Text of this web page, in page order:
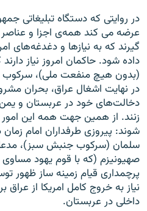
در روايتی که دستگاه تبليغاتی
عرضه می کند همه‌ی اجزا و عناصر
گيرند که به نيازها و دغدغه‌های
داده شود. حاکمان امروز نياز
(بدون هيچ منفعت ملی)،
در نهايت اشغال عراق، بحران
دخالت‌های خود در عربستان و يمن
زنند. از همين جهت همه‌ اين
شوند: پيروزی طرفداران امام
سلمان (سرکوب جنبش سبز)،
صهيونيزم (که با قوم يهود
پرچمداری قيام زمينه ساز ظهور
نياز به خروج کامل امريکا از
داخلی در عربستان.